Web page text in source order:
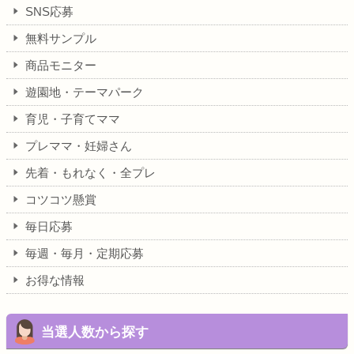
SNS応募
無料サンプル
商品モニター
遊園地・テーマパーク
育児・子育てママ
プレママ・妊婦さん
先着・もれなく・全プレ
コツコツ懸賞
毎日応募
毎週・毎月・定期応募
お得な情報
当選人数から探す